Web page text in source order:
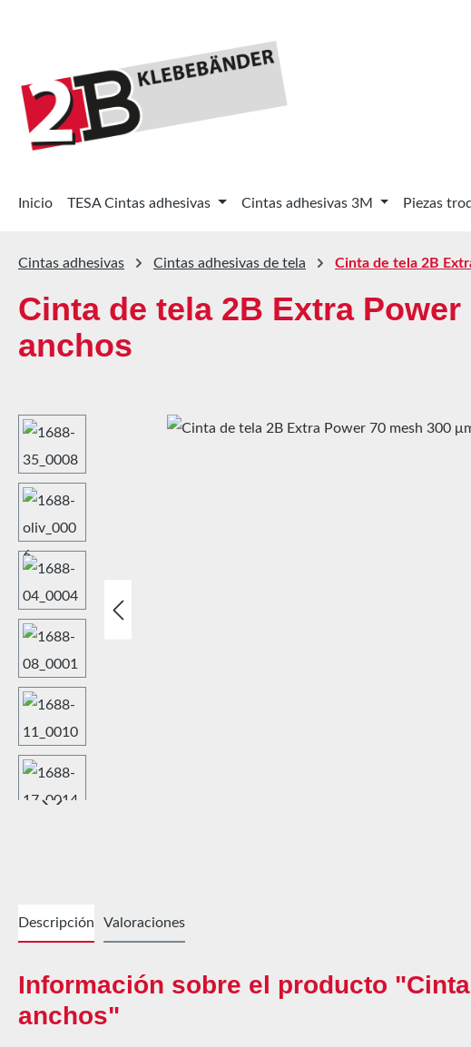
Inicio TESA Cintas adhesivas Cintas adhesivas 3M Piezas
Cintas adhesivas Cintas adhesivas de tela Cinta de tela 2B
Cinta de tela 2B Extra
anchos
Omitir galería de imágenes
Descripción Valoraciones
Información sobre el producto
anchos"